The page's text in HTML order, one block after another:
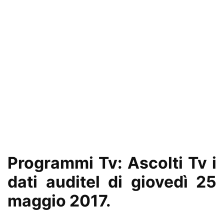
Programmi Tv: Ascolti Tv i
dati auditel di giovedì 25
maggio 2017.